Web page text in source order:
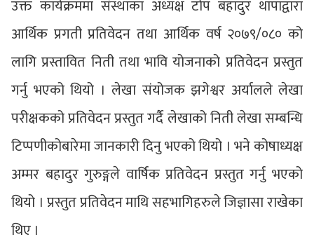
उक्त कार्यक्रममा संस्थाका अध्यक्ष टोप बहादुर थापाद्वारा
आर्थिक प्रगती प्रतिवेदन तथा आर्थिक वर्ष २०७९/०८० को
लागि प्रस्तावित निती तथा भावि योजनाको प्रतिवेदन प्रस्तुत
गर्नु भएको थियो । लेखा संयोजक झगेश्वर अर्यालले लेखा
परीक्षकको प्रतिवेदन प्रस्तुत गर्दै लेखाको निती लेखा सम्बन्धि
टिप्पणीकोबारेमा जानकारी दिनु भएको थियो । भने कोषाध्यक्ष
अम्मर बहादुर गुरुङ्गले वार्षिक प्रतिवेदन प्रस्तुत गर्नु भएको
थियो । प्रस्तुत प्रतिवेदन माथि सहभागिहरुले जिज्ञासा राखेका
थिए ।